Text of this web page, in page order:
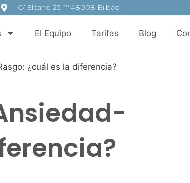
C/ Elcano 25, 1º 48008 Bilbao
El Equipo Tarifas Blog
¿cuál es la diferencia?